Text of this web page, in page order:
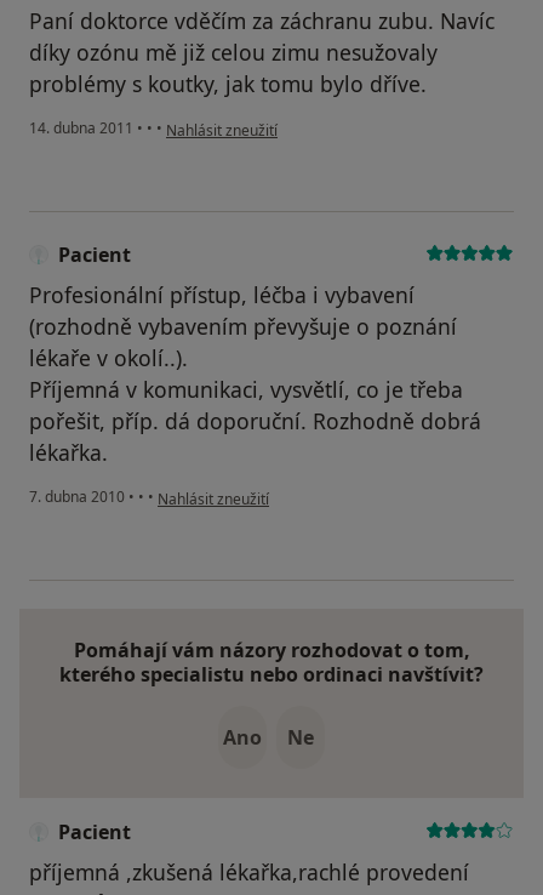
Paní doktorce vděčím za záchranu zubu. Navíc
díky ozónu mě již celou zimu nesužovaly
problémy s koutky, jak tomu bylo dříve.
14. dubna 2011 • • • podle názoru uživatele Pacient
Nahlásit zneužití
Pacient
Profesionální přístup, léčba i vybavení
(rozhodně vybavením převyšuje o poznání
lékaře v okolí..).
Příjemná v komunikaci, vysvětlí, co je třeba
pořešit, příp. dá doporuční. Rozhodně dobrá
lékařka.
7. dubna 2010 • • • podle názoru uživatele Pacient
Nahlásit zneužití
Pomáhají vám názory rozhodovat o tom,
kterého specialistu nebo ordinaci navštívit?
Ano Ne
Pacient
příjemná ,zkušená lékařka,rachlé provedení